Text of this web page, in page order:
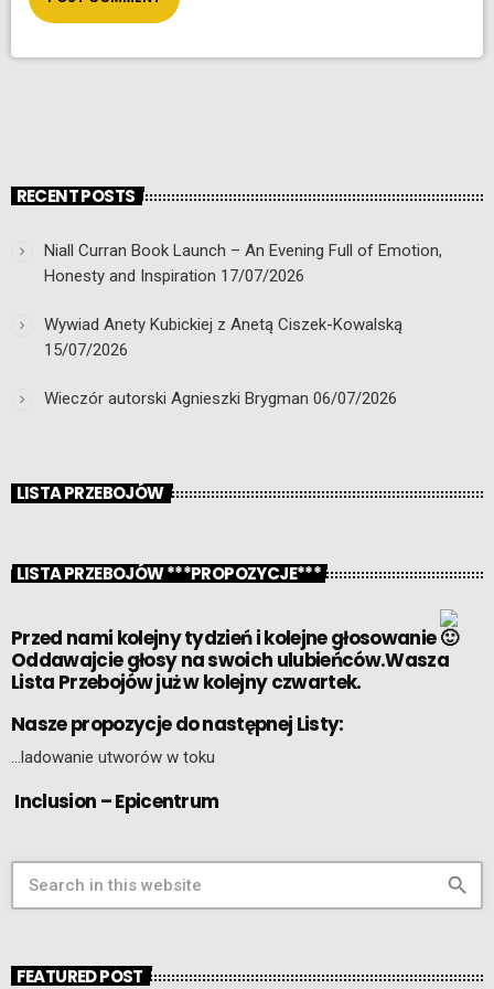
RECENT POSTS
Niall Curran Book Launch – An Evening Full of Emotion,
Honesty and Inspiration 17/07/2026
Wywiad Anety Kubickiej z Anetą Ciszek-Kowalską
15/07/2026
Wieczór autorski Agnieszki Brygman 06/07/2026
LISTA PRZEBOJÓW
LISTA PRZEBOJÓW ***PROPOZYCJE***
Przed nami kolejny tydzień i kolejne głosowanie
Oddawajcie głosy na swoich ulubieńców.Wasza
Lista Przebojów już w kolejny czwartek.
Nasze propozycje do następnej Listy:
…ladowanie utworów w toku
Inclusion – Epicentrum
search
FEATURED POST